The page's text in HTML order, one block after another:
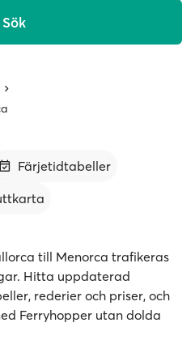
Sök
Färjetidtabeller
till Menorca trafikeras
Hitta uppdaterad
rederier och priser, och
Ferryhopper utan dolda